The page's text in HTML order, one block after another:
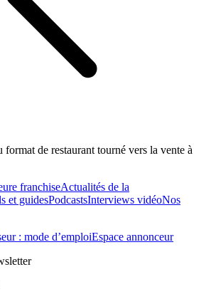
de restaurant tourné vers la vente à
franchiseActualités de la
et guidesPodcastsInterviews vidéoNos
: mode d’emploiEspace annonceur